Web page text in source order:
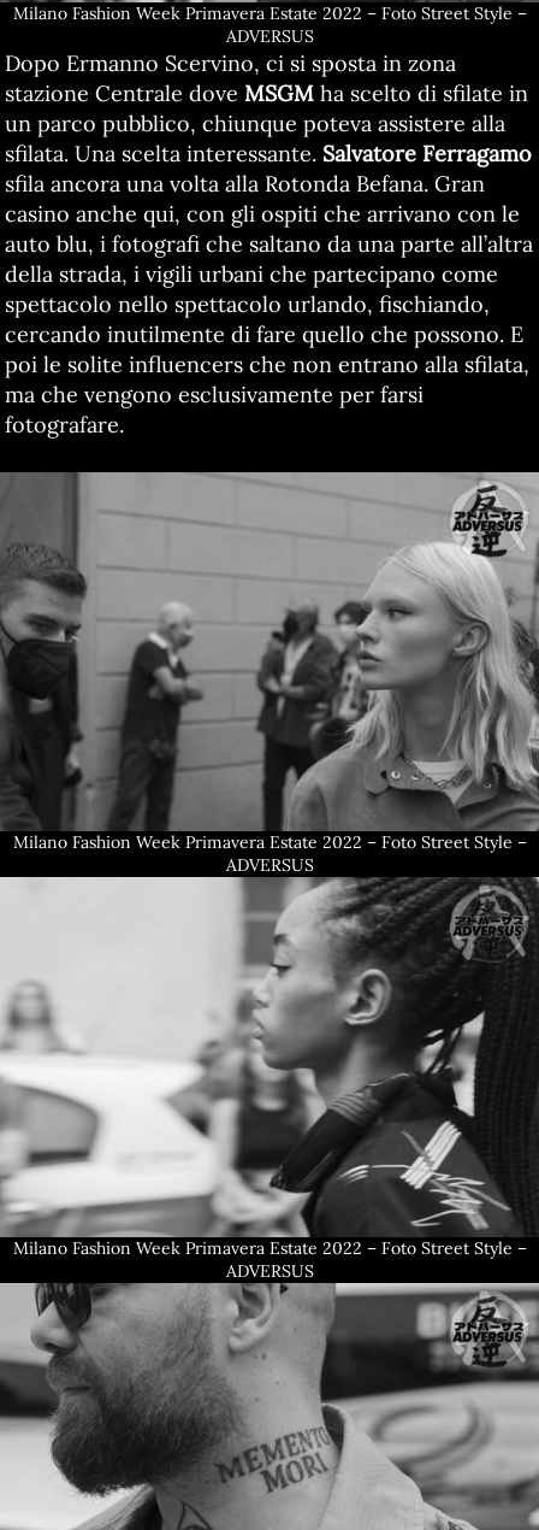
Milano Fashion Week Primavera Estate 2022 – Foto Street Style –
ADVERSUS
Dopo Ermanno Scervino, ci si sposta in zona
stazione Centrale dove MSGM ha scelto di sfilate in
un parco pubblico, chiunque poteva assistere alla
sfilata. Una scelta interessante. Salvatore Ferragamo
sfila ancora una volta alla Rotonda Befana. Gran
casino anche qui, con gli ospiti che arrivano con le
auto blu, i fotografi che saltano da una parte all’altra
della strada, i vigili urbani che partecipano come
spettacolo nello spettacolo urlando, fischiando,
cercando inutilmente di fare quello che possono. E
poi le solite influencers che non entrano alla sfilata,
ma che vengono esclusivamente per farsi
fotografare.
Milano Fashion Week Primavera Estate 2022 – Foto Street Style –
ADVERSUS
Milano Fashion Week Primavera Estate 2022 – Foto Street Style –
ADVERSUS